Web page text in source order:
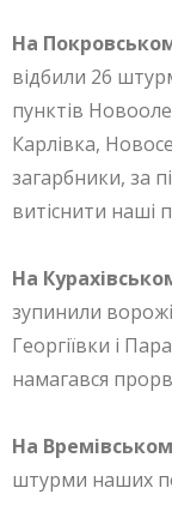
На
відбили 26
пунктів
Карлівка,
загарбники, за
витіснити наші
На
зупинили
Георгіївки і
намагався
На
штурми наших